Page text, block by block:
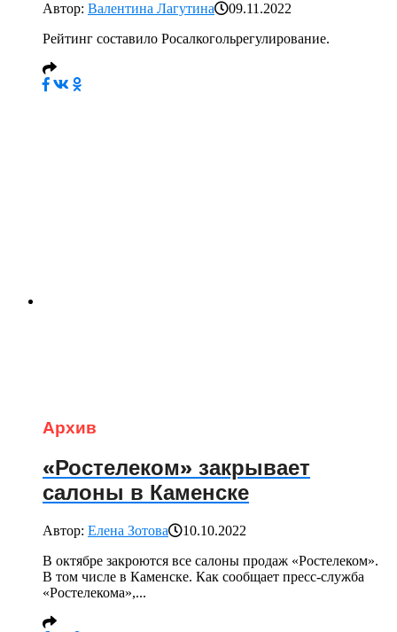
Автор: Валентина Лагутина
09.11.2022
Рейтинг составило Росалкогольрегулирование.
Архив
«Ростелеком» закрывает
салоны в Каменске
Автор: Елена Зотова
10.10.2022
В октябре закроются все салоны продаж «Ростелеком».
В том числе в Каменске. Как сообщает пресс-служба
«Ростелекома»,...